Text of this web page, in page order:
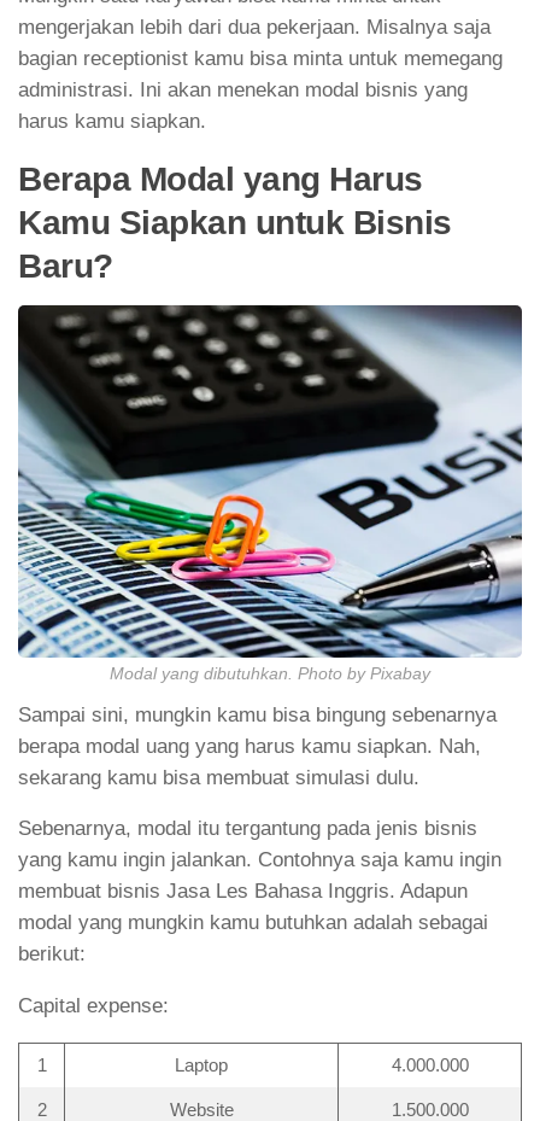
mengerjakan lebih dari dua pekerjaan. Misalnya saja
bagian receptionist kamu bisa minta untuk memegang
administrasi. Ini akan menekan modal bisnis yang
harus kamu siapkan.
Berapa Modal yang Harus
Kamu Siapkan untuk Bisnis
Baru?
Modal yang dibutuhkan. Photo by Pixabay
Sampai sini, mungkin kamu bisa bingung sebenarnya
berapa modal uang yang harus kamu siapkan. Nah,
sekarang kamu bisa membuat simulasi dulu.
Sebenarnya, modal itu tergantung pada jenis bisnis
yang kamu ingin jalankan. Contohnya saja kamu ingin
membuat bisnis Jasa Les Bahasa Inggris. Adapun
modal yang mungkin kamu butuhkan adalah sebagai
berikut:
Capital expense:
1 Laptop 4.000.000
2 Website 1.500.000